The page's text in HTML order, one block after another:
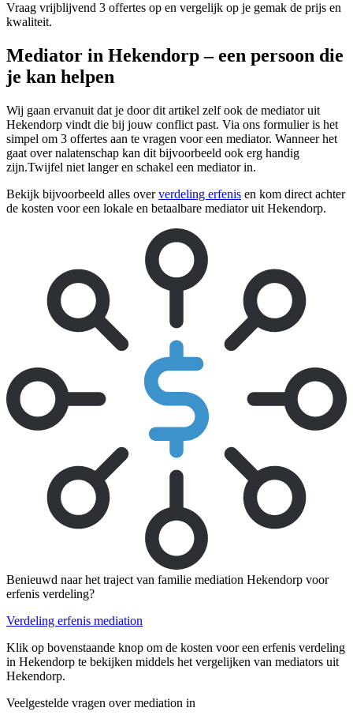
Vraag vrijblijvend 3 offertes op en vergelijk op je gemak de prijs en
kwaliteit.
Mediator in Hekendorp – een persoon die
je kan helpen
Wij gaan ervanuit dat je door dit artikel zelf ook de mediator uit
Hekendorp vindt die bij jouw conflict past. Via ons formulier is het
simpel om 3 offertes aan te vragen voor een mediator. Wanneer het
gaat over nalatenschap kan dit bijvoorbeeld ook erg handig
zijn.Twijfel niet langer en schakel een mediator in.
Bekijk bijvoorbeeld alles oververdeling erfenis en kom direct achter
de kosten voor een lokale en betaalbare mediator uit Hekendorp.
Benieuwd naar het traject van familie mediation Hekendorp voor
erfenis verdeling?
Verdeling erfenis mediation
Klik op bovenstaande knop om de kosten voor een erfenis verdeling
in Hekendorp te bekijken middels het vergelijken van mediators uit
Hekendorp.
Veelgestelde vragen over mediation in